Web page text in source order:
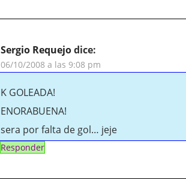
Sergio Requejodice:
06/10/2008 a las 9:08 pm
K GOLEADA!
ENORABUENA!
sera por falta de gol… jeje
Responder